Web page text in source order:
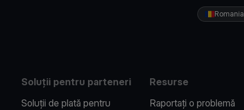
Romania
Soluții pentru parteneri
Soluții de plată pentru
Resurse
Raportați o problemă